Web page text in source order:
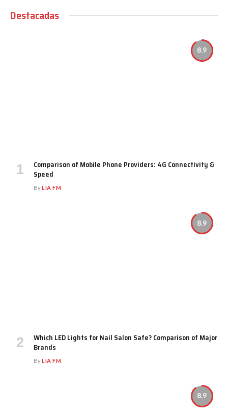
Destacadas
8.9
Comparison of Mobile Phone Providers: 4G Connectivity &
Speed
ByLIA FM
8.9
Which LED Lights for Nail Salon Safe? Comparison of Major
Brands
ByLIA FM
8.9